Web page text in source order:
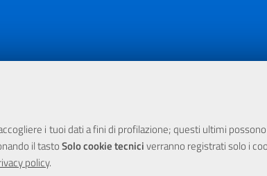
i tuoi dati a fini di profilazione; questi ultimi
il tastoSolo cookie tecniciverranno registrati solo i
policy.
tramite i fondi del POR Sicilia 2000/2006 Misura